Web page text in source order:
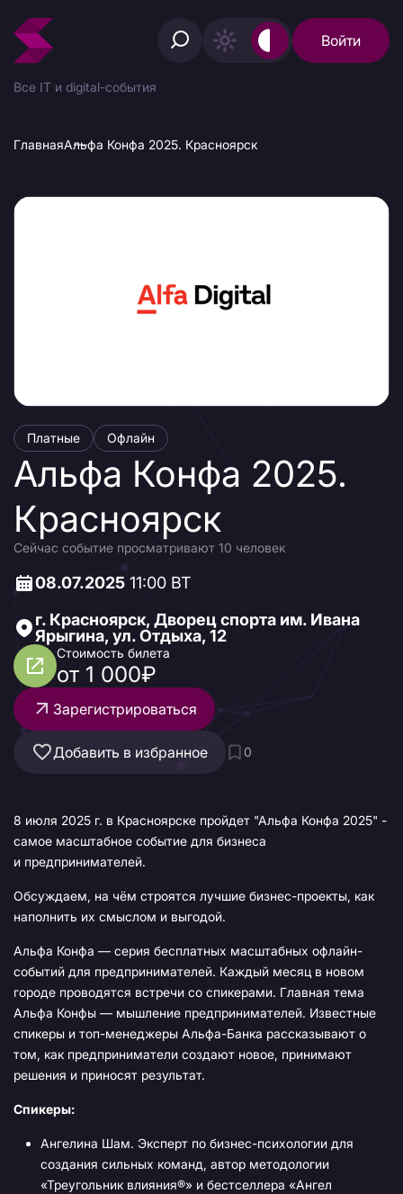
Войти
Все IT и digital-события
ГлавнаяАльфа Конфа 2025. Красноярск
Платные Офлайн
Альфа Конфа 2025.
Красноярск
Сейчас событие просматривают 10 человек
08.07.2025 11:00 ВТ
г. Красноярск, Дворец спорта им. Ивана
Ярыгина, ул. Отдыха, 12
Стоимость билета
от 1 000₽
Зарегистрироваться
Добавить в избранное 0
8 июля 2025 г. в Красноярске пройдет "Альфа Конфа 2025" -
самое масштабное событие для бизнеса
и предпринимателей.
Обсуждаем, на чём строятся лучшие бизнес-проекты, как
наполнить их смыслом и выгодой.
Альфа Конфа — серия бесплатных масштабных офлайн-
событий для предпринимателей. Каждый месяц в новом
городе проводятся встречи со спикерами. Главная тема
Альфа Конфы — мышление предпринимателей. Известные
спикеры и топ-менеджеры Альфа-Банка рассказывают о
том, как предприниматели создают новое, принимают
решения и приносят результат.
Спикеры:
Ангелина Шам. Эксперт по бизнес-психологии для
создания сильных команд, автор методологии
«Треугольник влияния®» и бестселлера «Ангел